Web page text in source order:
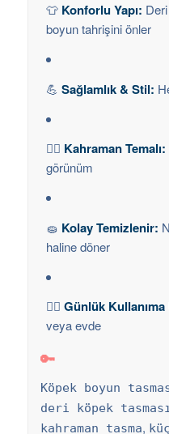
👕 Konforlu Yapı:
boyun tahrişini önler
💪 Sağlamlık & Stil:
🦸‍♀️ Kahraman Temalı:
görünüm
🧽 Kolay Temizlenir:
haline döner
🐕‍🦺 Günlük
veya evde
🔑
Köpek boyun
deri köpek
kahraman tasma,